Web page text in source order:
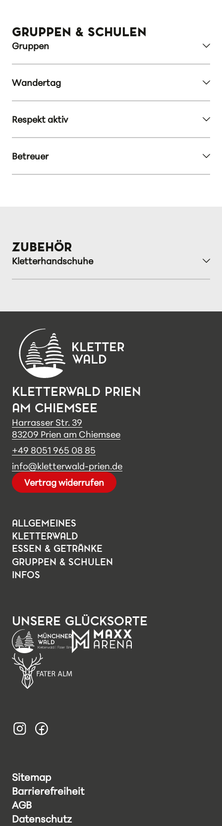
GRUPPEN & SCHULEN
Gruppen
Wandertag
Respekt aktiv
Betreuer
ZUBEHÖR
Kletterhandschuhe
KLETTERWALD PRIEN
AM CHIEMSEE
Harrasser Str. 39
83209 Prien am Chiemsee
+49 8051 965 08 85
info@kletterwald-prien.de
Vertrag widerrufen
ALLGEMEINES
Parkplan
Preise
Gutscheine
Kontakt
Jobs
KLETTERWALD
Klettern
Parcours
ESSEN & GETRÄNKE
GRUPPEN & SCHULEN
INFOS
Newsletter
Merchandise
Downloads
Links & Partner
UNSERE GLÜCKSORTE
Sitemap
Barrierefreiheit
AGB
Datenschutz